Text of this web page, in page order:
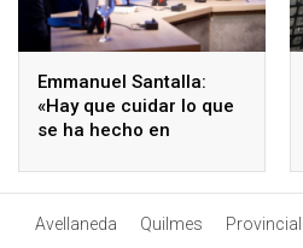
Emmanuel Santalla:
«Hay que cuidar lo que
se ha hecho en
desafíos que vienen»
Avellaneda Quilmes